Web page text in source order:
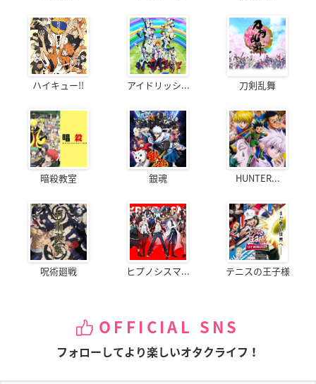
ハイキュー!! アイドリッシ... 刀剣乱舞
暗殺教室 銀魂 HUNTER...
呪術廻戦 ヒプノシスマ... テニスの王子様
OFFICIAL SNS
フォローしてより楽しいオタクライフ！